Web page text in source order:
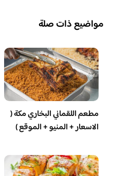
مواضيع ذات صلة
مطعم اللقماني البخاري مكة (
الاسعار + المنيو + الموقع )